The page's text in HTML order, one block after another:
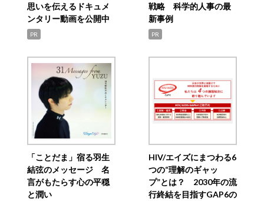
思いを伝えるドキュメ
ンタリー動画を公開中
PR
戦略 科学的人事の最
新事例
PR
「ことだま」宿る羽生
結弦のメッセージ 名
言がもたらす心の平穏
と潤い
HIV/エイズにまつわる6
つの“理解のギャッ
プ”とは？ 2030年の流
行終結を目指すGAP6の